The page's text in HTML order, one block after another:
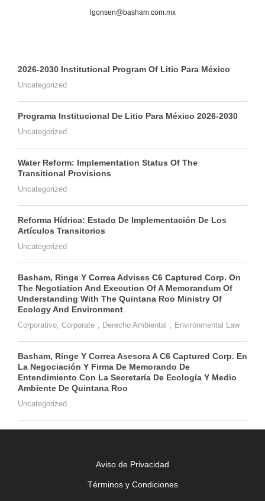
lgonsen@basham.com.mx
2026-2030 Institutional Program Of Litio Para México
Uncategorized
Programa Institucional De Litio Para México 2026-2030
Uncategorized
Water Reform: Implementation Status Of The
Transitional Provisions
Uncategorized
Reforma Hídrica: Estado De Implementación De Los
Artículos Transitorios
Uncategorized
Basham, Ringe Y Correa Advises C6 Captured Corp. On
The Negotiation And Execution Of A Memorandum Of
Understanding With The Quintana Roo Ministry Of
Ecology And Environment
Corporativo Corporate Derecho Ambiental Environmental Law
Basham, Ringe Y Correa Asesora A C6 Captured Corp. En
La Negociación Y Firma De Memorando De
Entendimiento Con La Secretaría De Ecología Y Medio
Ambiente De Quintana Roo
Uncategorized
Aviso de Privacidad
Términos y Condiciones